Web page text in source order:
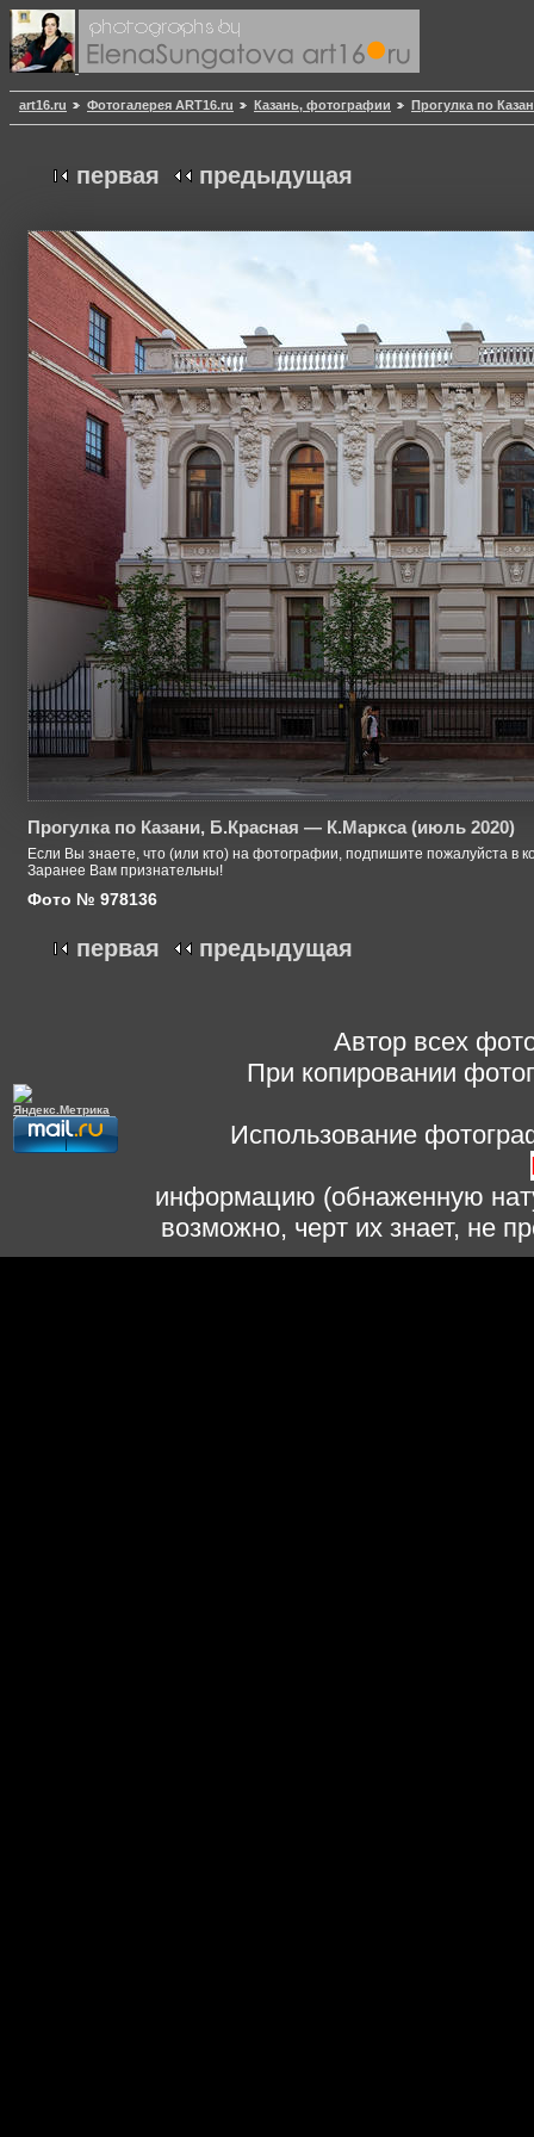
art16.ru Фотогалерея ART16.ru Казань, фотографии Прогулка по
первая предыдущая
Прогулка по Казани, Б.Красная — К.Маркса (июль 2020)
Если Вы знаете, что (или кто) на фотографии, подпишите пожалуйста в
Заранее Вам признательны!
Фото № 978136
первая предыдущая
Автор всех
При копировании
Использование
информацию (обнаженную
возможно, черт их знает, не